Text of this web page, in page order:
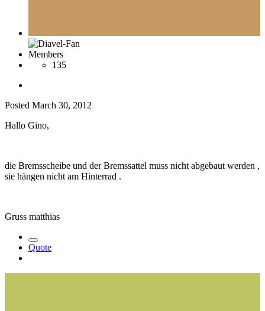
Members
135
Posted March 30, 2012
Hallo Gino,
die Bremsscheibe und der Bremssattel muss nicht abgebaut werden ,
sie hängen nicht am Hinterrad .
Gruss matthias
Quote